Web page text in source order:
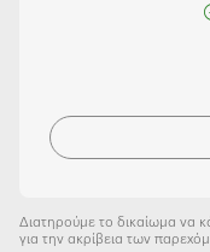
Διατηρούμε το δικαίωμα να
για την ακρίβεια των